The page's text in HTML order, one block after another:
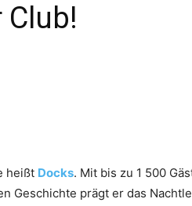
heißt Docks. Mit bis zu 1 500
Geschichte prägt er das